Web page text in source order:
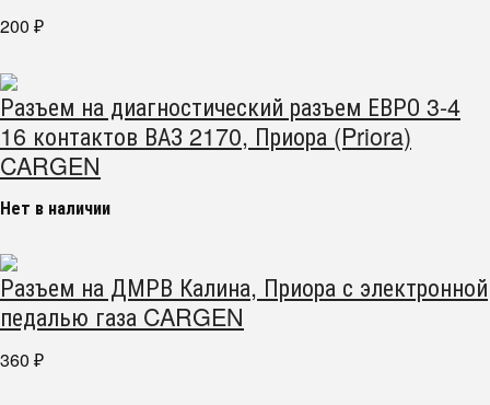
200 ₽
Разъем на диагностический разъем ЕВРО 3-4
16 контактов ВАЗ 2170, Приора (Priora)
CARGEN
Нет в наличии
Разъем на ДМРВ Калина, Приора с электронной
педалью газа CARGEN
360 ₽